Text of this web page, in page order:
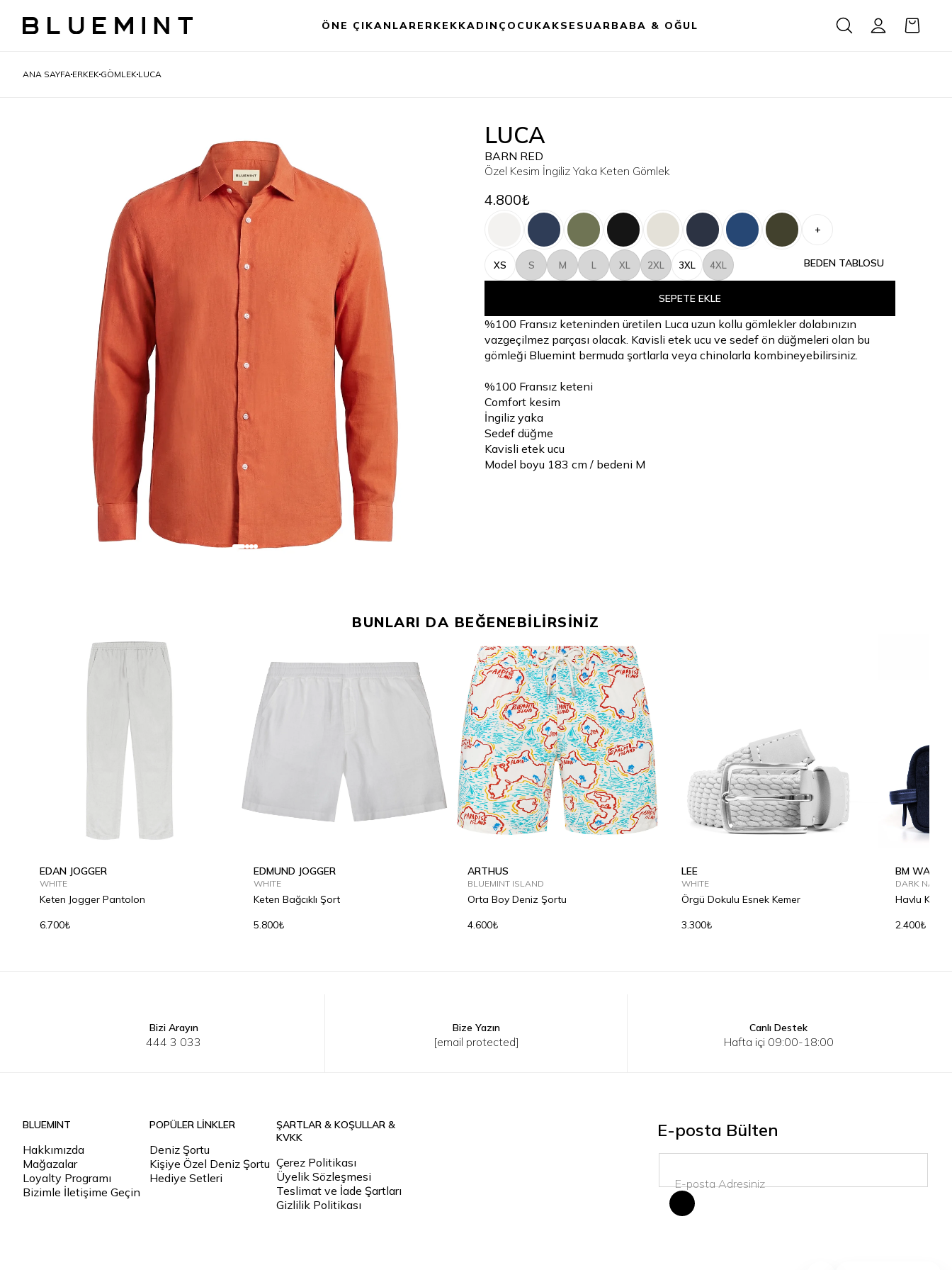
ÖNE ÇIKANLAR ERKEKKADIN ÇOCUKAKSESUAR BABA & OĞUL
ANA SAYFA ERKEK GÖMLEK LUCA
LUCA
BARN RED
Özel Kesim İngiliz Yaka Keten Gömlek
4.800₺
+
XS S M L XL 2XL 3XL 4XL BEDEN TABLOSU
SEPETE EKLE
%100 Fransız keteninden üretilen Luca uzun kollu gömlekler dolabınızın
vazgeçilmez parçası olacak. Kavisli etek ucu ve sedef ön düğmeleri olan bu
gömleği Bluemint bermuda şortlarla veya chinolarla kombineyebilirsiniz.
%100 Fransız keteni
Comfort kesim
İngiliz yaka
Sedef düğme
Kavisli etek ucu
Model boyu 183 cm / bedeni M
BUNLARI DA BEĞENEBİLİRSİNİZ
34 36 38
EDAN JOGGER
WHITE
Keten Jogger Pantolon
6.700₺
4XL
EDMUND JOGGER
WHITE
Keten Bağcıklı Şort
5.800₺
XS
ARTHUS
BLUEMINT ISLAND
Orta Boy Deniz Şortu
4.600₺
130
LEE
WHITE
Örgü Dokulu Esnek Kemer
3.300₺
BM WASH
DARK NAVY
Havlu
2.400₺
Bizi Arayın
444 3 033
Bize Yazın
[email protected]
Canlı Destek
Hafta içi 09:00-18:00
BLUEMINT
Hakkımızda
Mağazalar
Loyalty Programı
Bizimle İletişime Geçin
POPÜLER LİNKLER
Deniz Şortu
Kişiye Özel Deniz Şortu
Hediye Setleri
ŞARTLAR & KOŞULLAR &
KVKK
Çerez Politikası
Üyelik Sözleşmesi
Teslimat ve İade Şartları
Gizlilik Politikası
E-posta Bülten